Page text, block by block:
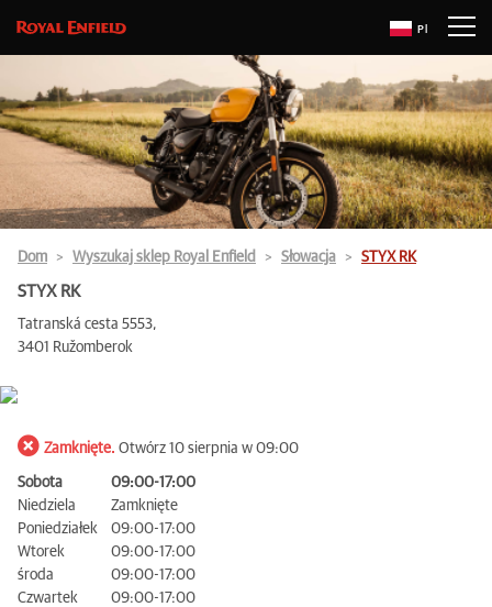
Pl
Dom Wyszukaj sklep Royal Enfield Słowacja STYX RK
STYX RK
Tatranská cesta 5553,
3401 Ružomberok
Zamknięte. Otwórz 10 sierpnia w 09:00
Sobota
09:00-17:00
Niedziela
Zamknięte
Poniedziałek
09:00-17:00
Wtorek
09:00-17:00
środa
09:00-17:00
Czwartek
09:00-17:00